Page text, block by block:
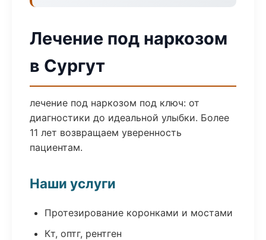
Лечение под наркозом
в Сургут
лечение под наркозом под ключ: от
диагностики до идеальной улыбки. Более
11 лет возвращаем уверенность
пациентам.
Наши услуги
Протезирование коронками и мостами
Кт, оптг, рентген